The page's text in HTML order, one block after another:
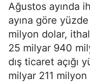
Ağustos ayında
ayına göre
milyon dolar,
25 milyar 940
dış ticaret açığı
milyar 211